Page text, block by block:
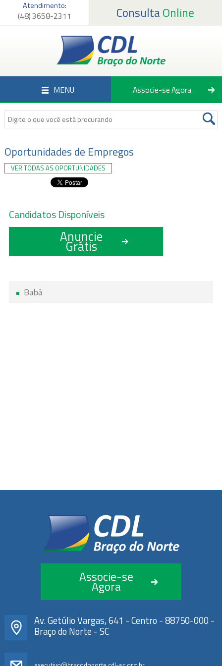
Página Inicial
Empregos
Notícias
Fale Conosco
Associe-se Agora
Atendimento:
(48) 3658-2311 Consulta Online
MENU Associe-se Agora
Oportunidades de Empregos
VER TODAS AS OPORTUNIDADES
Candidatos Disponíveis
Anuncie
Grátis
Babá
Associe-se
Agora
Av. Getúlio Vargas, 641 - Centro - 88750-000 -
Braço do Norte - SC